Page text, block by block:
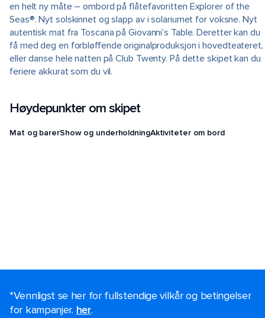
en helt ny måte – ombord på flåtefavoritten Explorer of the
Seas®. Nyt solskinnet og slapp av i solariumet for voksne. Nyt
autentisk mat fra Toscana på Giovanni’s Table. Deretter kan du
få med deg en forbløffende originalproduksjon i hovedteateret,
eller danse hele natten på Club Twenty. På dette skipet kan du
feriere akkurat som du vil.
Høydepunkter om skipet
Mat og barerShow og underholdningAktiviteter om bord
*Vennligst se her for fullstendige vilkår og betingelser
for kampanjer. her.